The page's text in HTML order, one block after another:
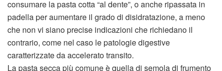
consumare la pasta cotta “al dente”, o anche ripassata in
padella per aumentare il grado di disidratazione, a meno
che non vi siano precise indicazioni che richiedano il
contrario, come nel caso le patologie digestive
caratterizzate da accelerato transito.
La pasta secca più comune è quella di semola di frumento